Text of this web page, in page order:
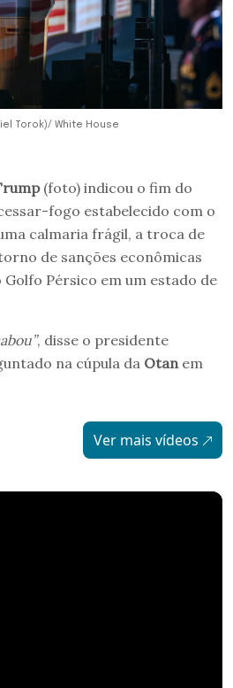
Torok)/ White House
(foto) indicou o fim do
fogo estabelecido com o
calmaria frágil, a troca de
de sanções econômicas
Pérsico em um estado de
, disse o presidente
na cúpula da Otanem
Ver mais vídeos